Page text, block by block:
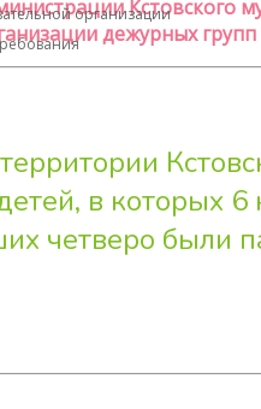
организацииКстовского
дежурных
в которых
четверо были